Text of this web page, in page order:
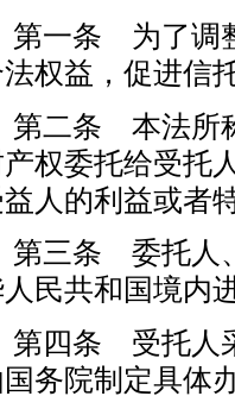
第一条 为了调
权益，促进信
第二条 本法所
产权委托给受托
人的利益或者
第三条 委托人
民共和国境内
第四条 受托人
国务院制定具体